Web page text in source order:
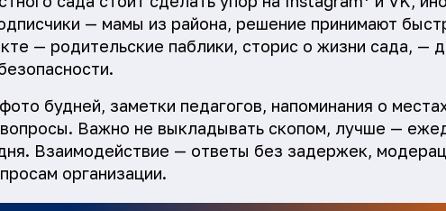
— мамы из района, решение принимают
— родительские паблики, сторис о жизни сада, —
будней, заметки педагогов, напоминания о
Важно не выкладывать скопом, лучше —
Взаимодействие — ответы без задержек,
организации.